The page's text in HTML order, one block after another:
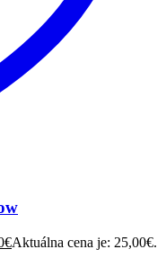
€Aktuálna cena je: 25,00€.